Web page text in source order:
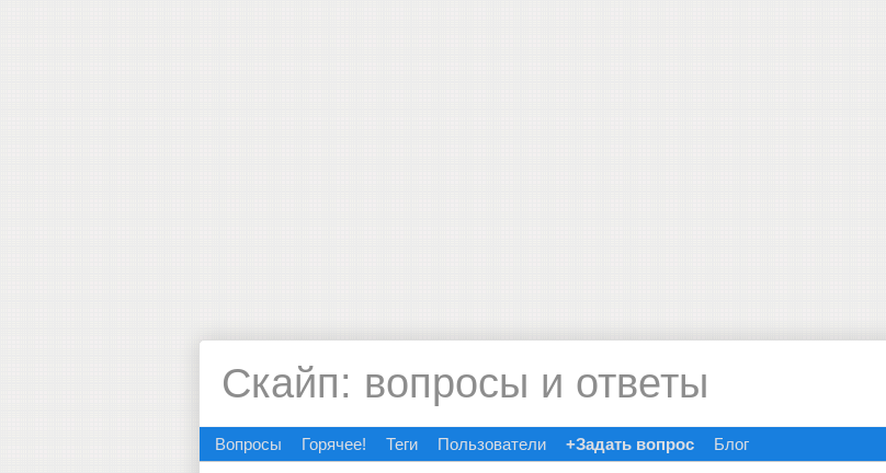
Скайп: вопросы и ответы
Вопросы Горячее! Теги Пользователи +Задать вопрос Блог